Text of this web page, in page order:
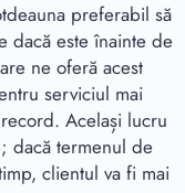
preferabil să
dacă este înainte de
ne oferă acest
serviciul mai
Același lucru
dacă termenul de
clientul va fi mai